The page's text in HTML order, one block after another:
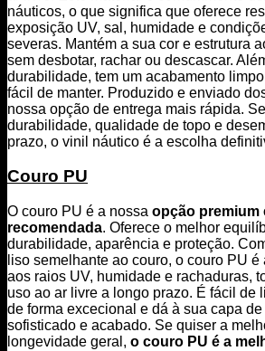
náuticos, o que significa que oferece
exposição UV, sal, humidade e
severas. Mantém a sua cor e estrutura
sem desbotar, rachar ou descascar.
durabilidade, tem um acabamento
fácil de manter. Produzido e enviado
nossa opção de entrega mais rápida.
durabilidade, qualidade de topo e
prazo, o vinil náutico é a escolha
Couro PU
O couro PU é a nossa opção premium
recomendada. Oferece o melhor
durabilidade, aparência e proteção.
liso semelhante ao couro, o couro PU
aos raios UV, humidade e rachaduras,
uso ao ar livre a longo prazo. É fácil de
de forma excecional e dá à sua capa de
sofisticado e acabado. Se quiser a
longevidade geral, o couro PU é a